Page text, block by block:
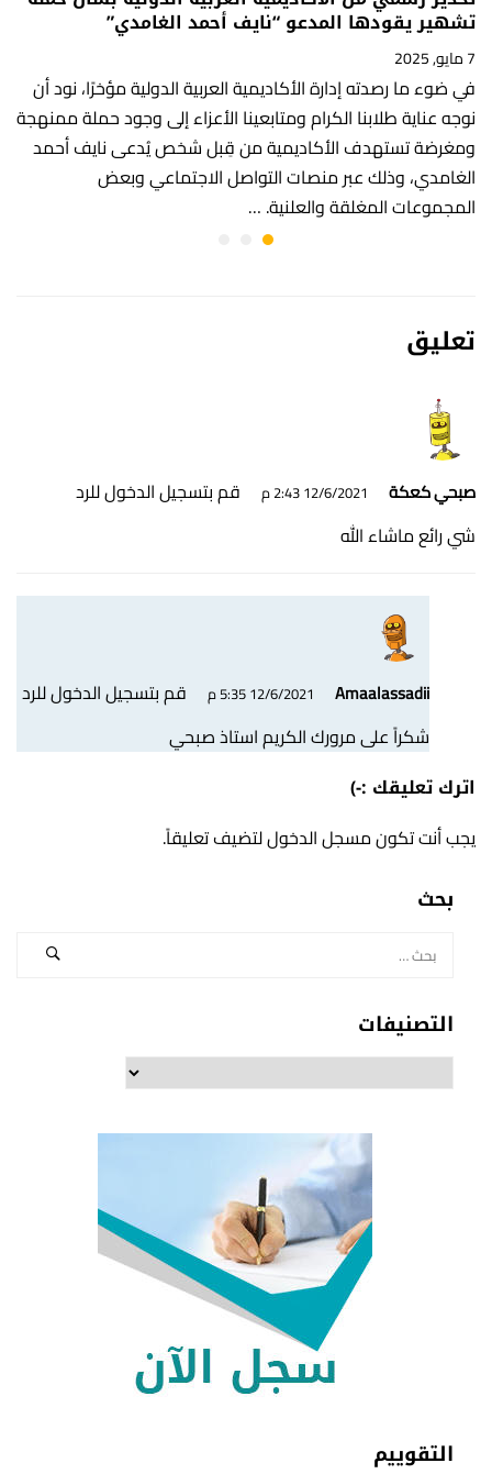
تشهير يقودها المدعو “نايف أحمد الغامدي”
7 مايو, 2025
في ضوء ما رصدته إدارة الأكاديمية العربية الدولية مؤخرًا، نود أن
نوجه عناية طلابنا الكرام ومتابعينا الأعزاء إلى وجود حملة ممنهجة
ومغرضة تستهدف الأكاديمية من قِبل شخص يُدعى نايف أحمد
الغامدي، وذلك عبر منصات التواصل الاجتماعي وبعض
المجموعات المغلقة والعلنية. …
تعليق
صبحي كعكة 12/6/2021 2:43 م
قم بتسجيل الدخول للرد
شي رائع ماشاء الله
Amaalassadii 12/6/2021 5:35 م
قم بتسجيل الدخول للرد
شكراً على مرورك الكريم استاذ صبحي
اترك تعليقك :-)
يجب أنت تكونمسجل الدخوللتضيف تعليقاً.
بحث
التصنيفات
التقوييم